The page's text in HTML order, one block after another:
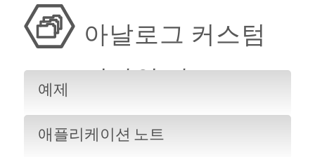
아날로그 커스텀
디자인 자료
예제
애플리케이션 노트